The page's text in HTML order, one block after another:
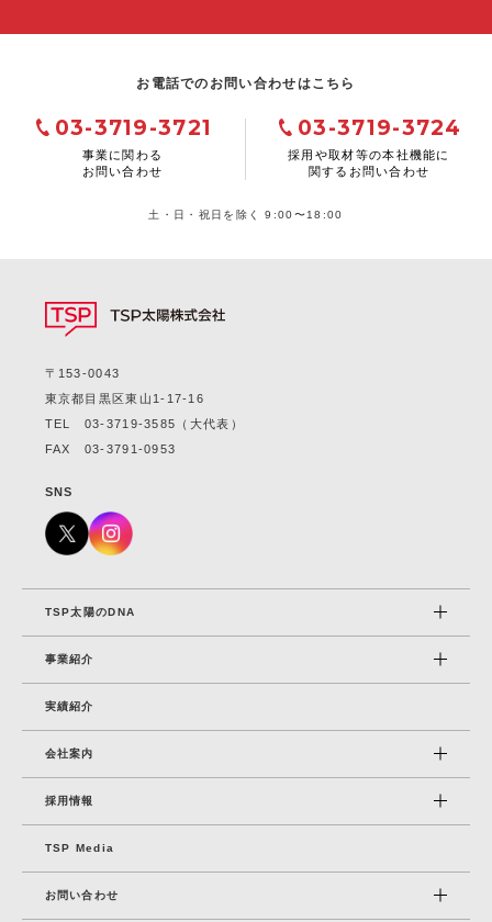
お電話でのお問い合わせはこちら
03-3719-3721
事業に関わる
お問い合わせ
03-3719-3724
採用や取材等の本社機能に
関するお問い合わせ
土・日・祝日を除く 9:00〜18:00
〒153-0043
東京都目黒区東山1-17-16
TEL 03-3719-3585
（大代表）
FAX 03-3791-0953
SNS
TSP太陽のDNA
事業紹介
実績紹介
会社案内
採⽤情報
TSP Media
お問い合わせ